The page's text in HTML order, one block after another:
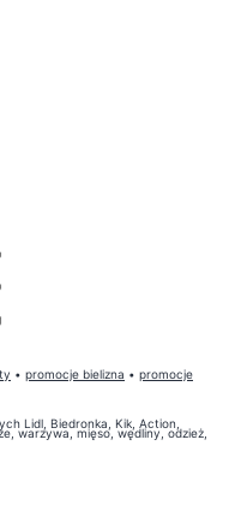
• promocje bielizna • promocje
Lidl, Biedronka, Kik, Action,
warzywa, mięso, wędliny, odzież,